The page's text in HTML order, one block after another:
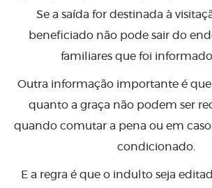
Se a saída for destinada à
beneficiado não pode sair do
familiares que foi informado
Outra informação importante é
quanto a graça não podem ser
quando comutar a pena ou em
condicionado.
E a regra é que o indulto seja